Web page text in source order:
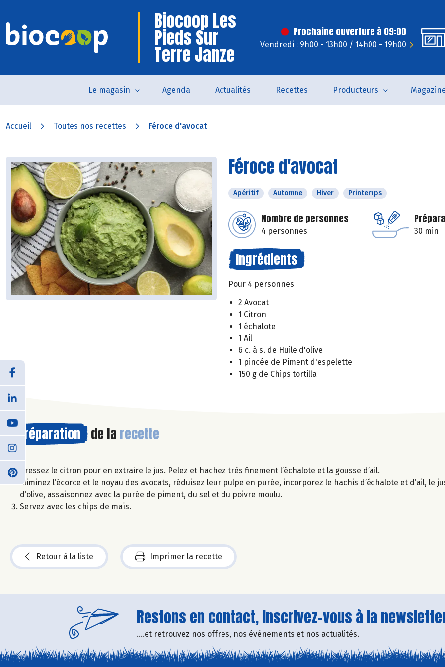
Biocoop Les
Pieds Sur
Terre Janze
Prochaine ouverture à 09:00
Vendredi : 9h00 - 13h00 / 14h00 - 19h00
Le magasin Agenda Actualités Recettes Producteurs
Accueil Toutes nos recettes Féroce d'avocat
Féroce d'avocat
Apéritif Automne Hiver Printemps
Nombre de personnes
4 personnes 30 min
Ingrédients
Pour 4 personnes
2 Avocat
1 Citron
1 échalote
1 Ail
6 c. à s. de Huile d'olive
1 pincée de Piment d'espelette
150 g de Chips tortilla
Préparation de la recette
Pressez le citron pour en extraire le jus. Pelez et hachez très finement l’échalote et la gousse d’ail.
Eliminez l’écorce et le noyau des avocats, réduisez leur pulpe en purée, incorporez le hachis d’échalote et d’ail, le
d’olive, assaisonnez avec la purée de piment, du sel et du poivre moulu.
Servez avec les chips de maïs.
Retour à la liste Imprimer la recette
Restons en contact, inscrivez-vous à la
....et retrouvez nos offres, nos événements et nos actualités.